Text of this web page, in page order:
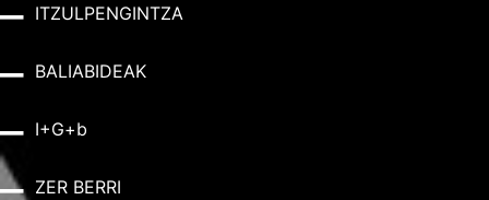
ITZULPENGINTZA
BALIABIDEAK
I+G+b
ZER BERRI